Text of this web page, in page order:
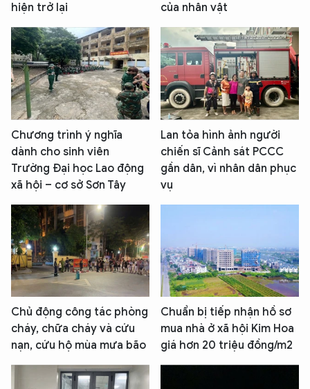
hiện trở lại
của nhân vật
Chương trình ý nghĩa
dành cho sinh viên
Trường Đại học Lao động
xã hội – cơ sở Sơn Tây
Lan tỏa hình ảnh người
chiến sĩ Cảnh sát PCCC
gần dân, vì nhân dân phục
vụ
Chủ động công tác phòng
cháy, chữa cháy và cứu
nạn, cứu hộ mùa mưa bão
Chuẩn bị tiếp nhận hồ sơ
mua nhà ở xã hội Kim Hoa
giá hơn 20 triệu đồng/m2